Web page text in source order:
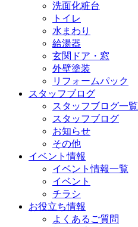
洗面化粧台
トイレ
水まわり
給湯器
玄関ドア・窓
外壁塗装
リフォームパック
スタッフブログ
スタッフブログ一覧
スタッフブログ
お知らせ
その他
イベント情報
イベント情報一覧
イベント
チラシ
お役立ち情報
よくあるご質問